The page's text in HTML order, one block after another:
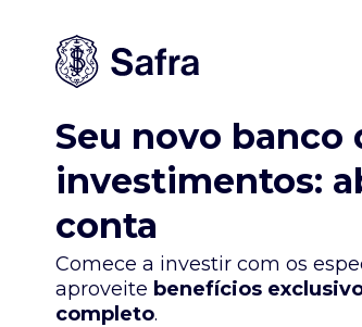
Seu novo banco
investimentos:
conta
Comece a investir com os
aproveite benefícios
completo.